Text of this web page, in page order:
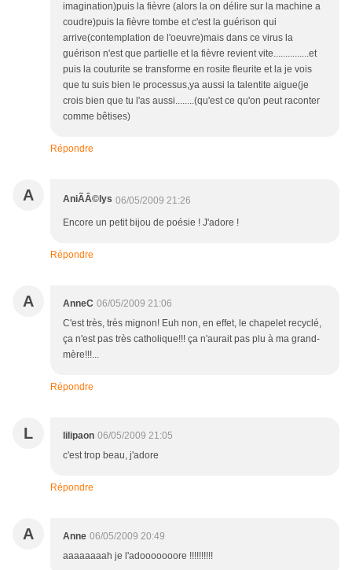
imagination)puis la fièvre (alors la on délire sur la machine a
coudre)puis la fièvre tombe et c'est la guérison qui
arrive(contemplation de l'oeuvre)mais dans ce virus la
guérison n'est que partielle et la fièvre revient vite...............et
puis la couturite se transforme en rosite fleurite et la je vois
que tu suis bien le processus,ya aussi la talentite aigue(je
crois bien que tu l'as aussi........(qu'est ce qu'on peut raconter
comme bêtises)
Répondre
A AniÃÂ©lys 06/05/2009 21:26
Encore un petit bijou de poésie ! J'adore !
Répondre
A AnneC 06/05/2009 21:06
C'est très, très mignon! Euh non, en effet, le chapelet recyclé,
ça n'est pas très catholique!!! ça n'aurait pas plu à ma grand-
mère!!!...
Répondre
L lilipaon 06/05/2009 21:05
c'est trop beau, j'adore
Répondre
A Anne 06/05/2009 20:49
aaaaaaaah je l'adooooooore !!!!!!!!!!